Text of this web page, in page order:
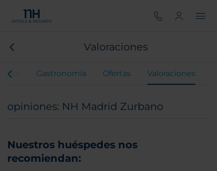
Valoraciones
Gastronomía Ofertas Valoraciones
opiniones: NH Madrid Zurbano
Nuestros huéspedes nos
recomiendan: